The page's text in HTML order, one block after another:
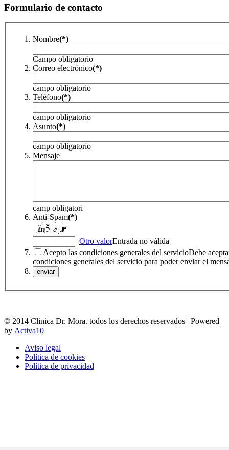
Formulario de contacto
Nombre(*)
Campo obligatorio
Correo electrónico(*)
campo obligatorio
Teléfono(*)
campo obligatorio
Asunto(*)
campo obligatorio
Mensaje
camp obligatori
Anti-Spam(*)
Otro valorEntrada no válida
Acepto las condiciones generales del servicioDebe
condiciones generales del servicio para poder enviar el
© 2014 Clinica Dr. Mora. todos los derechos reservados | Powered
by Activa10
Aviso legal
Política de cookies
Política de privacidad